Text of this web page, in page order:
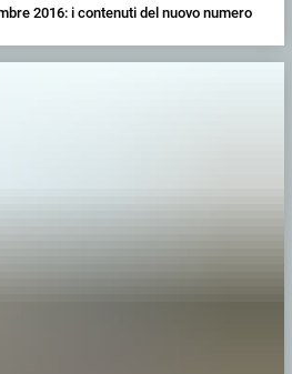
2016: i contenuti del nuovo numero